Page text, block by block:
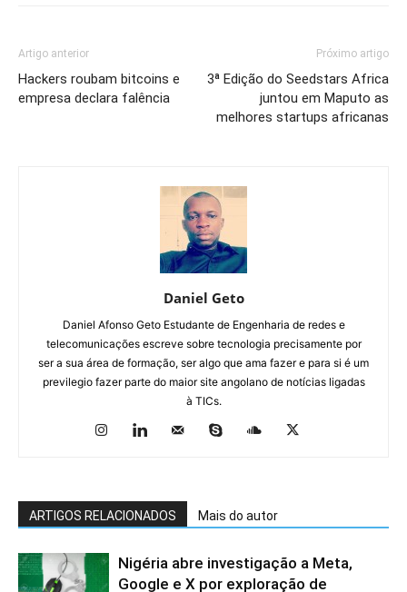
Artigo anterior
Hackers roubam bitcoins e
empresa declara falência
Próximo artigo
3ª Edição do Seedstars Africa
juntou em Maputo as
melhores startups africanas
Daniel Geto
Daniel Afonso Geto Estudante de Engenharia de redes e
telecomunicações escreve sobre tecnologia precisamente por
ser a sua área de formação, ser algo que ama fazer e para si é um
previlegio fazer parte do maior site angolano de notícias ligadas
à TICs.
ARTIGOS RELACIONADOS Mais do autor
Nigéria abre investigação a Meta,
Google e X por exploração de